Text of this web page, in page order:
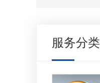
服务分类